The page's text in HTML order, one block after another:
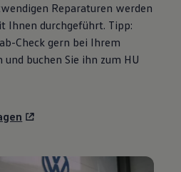
Reparaturen werden
Ihnen durchgeführt. Tipp:
Check gern bei Ihrem
und buchen Sie ihn zum HU